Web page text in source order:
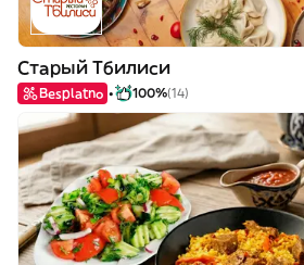
Старый Тбилиси
Besplatno 100%(14)